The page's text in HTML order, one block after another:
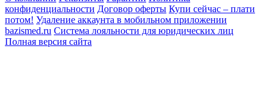
конфиденциальности Договор оферты Купи сейчас – плати
потом! Удаление аккаунта в мобильном приложении
bazismed.ru Система лояльности для юридических лиц
Полная версия сайта